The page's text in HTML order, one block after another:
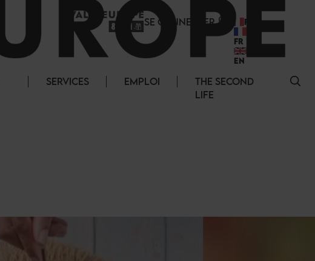
SE CONNECTER
FR
FR
EN
SERVICES EMPLOI
THE SECOND
LIFE